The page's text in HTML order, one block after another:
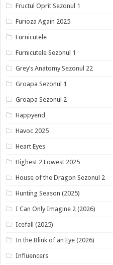
Fructul Oprit Sezonul 1
Furioza Again 2025
Furnicutele
Furnicutele Sezonul 1
Grey’s Anatomy Sezonul 22
Groapa Sezonul 1
Groapa Sezonul 2
Happyend
Havoc 2025
Heart Eyes
Highest 2 Lowest 2025
House of the Dragon Sezonul 2
Hunting Season (2025)
I Can Only Imagine 2 (2026)
Icefall (2025)
In the Blink of an Eye (2026)
Influencers